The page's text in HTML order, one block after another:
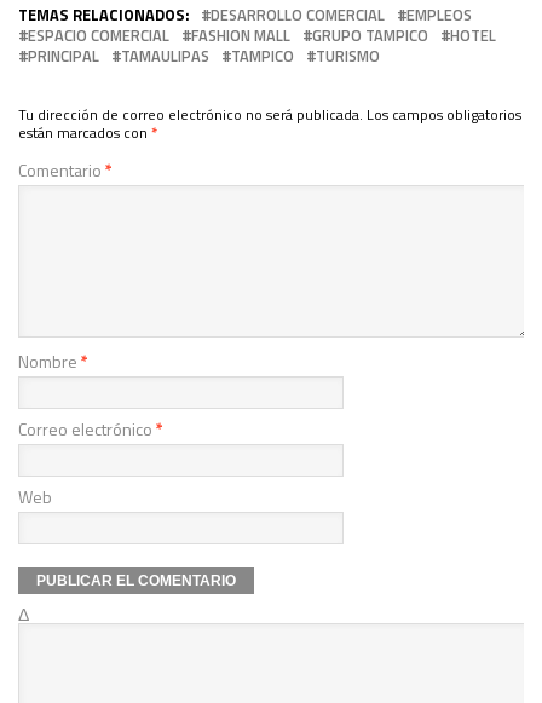
TEMAS RELACIONADOS: DESARROLLO COMERCIAL
EMPLEOS
ESPACIO COMERCIAL
FASHION MALL GRUPO TAMPICO
HOTEL
PRINCIPAL
TAMAULIPAS TAMPICO TURISMO
Tu dirección de correo electrónico no será publicada. Los campos obligatorios
están marcados con *
Comentario*
Nombre*
Correo electrónico*
Web
Δ